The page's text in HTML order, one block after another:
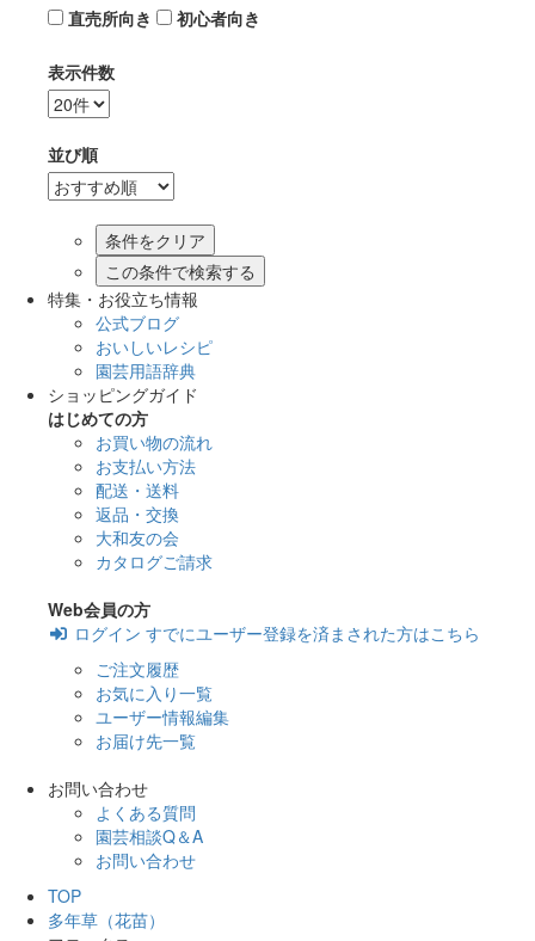
直売所向き
初心者向き
表示件数
並び順
この条件で検索する
特集・お役立ち情報
公式ブログ
おいしいレシピ
園芸用語辞典
ショッピングガイド
はじめての方
お買い物の流れ
お支払い方法
配送・送料
返品・交換
大和友の会
カタログご請求
Web会員の方
ログイン すでにユーザー登録を済まされた方はこちら
ご注文履歴
お気に入り一覧
ユーザー情報編集
お届け先一覧
お問い合わせ
よくある質問
園芸相談Q＆A
お問い合わせ
TOP
多年草（花苗）